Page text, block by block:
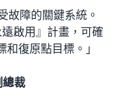
故障的關鍵系統。
啟用』計畫，可確
復原點目標。」
裁